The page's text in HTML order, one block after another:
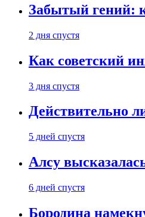
Забытый гений:
2 дня спустя
Как советский
3 дня спустя
Действительно
5 дней спустя
Алсу
6 дней спустя
Бородина